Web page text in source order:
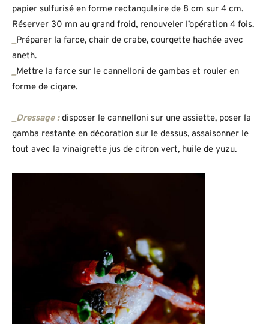
papier sulfurisé en forme rectangulaire de 8 cm sur 4 cm.
Réserver 30 mn au grand froid, renouveler l’opération 4 fois.
Préparer la farce, chair de crabe, courgette hachée avec
aneth.
Mettre la farce sur le cannelloni de gambas et rouler en
forme de cigare.
_Dressage :disposer le cannelloni sur une assiette, poser la
gamba restante en décoration sur le dessus, assaisonner le
tout avec la vinaigrette jus de citron vert, huile de yuzu.